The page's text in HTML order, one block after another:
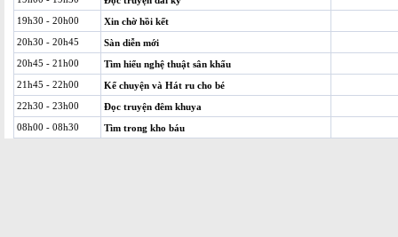
19h30 - 20h00
Xin chờ hồi kết
20h30 - 20h45
Sàn diễn mới
20h45 - 21h00
Tìm hiểu nghệ thuật sân khấu
21h45 - 22h00
Kể chuyện và Hát ru cho bé
22h30 - 23h00
Đọc truyện đêm khuya
08h00 - 08h30
Tìm trong kho báu